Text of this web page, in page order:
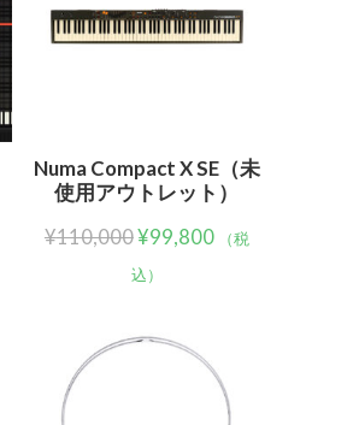
Numa Compact X SE（未
使用アウトレット）
¥110,000¥99,800
（税
込）